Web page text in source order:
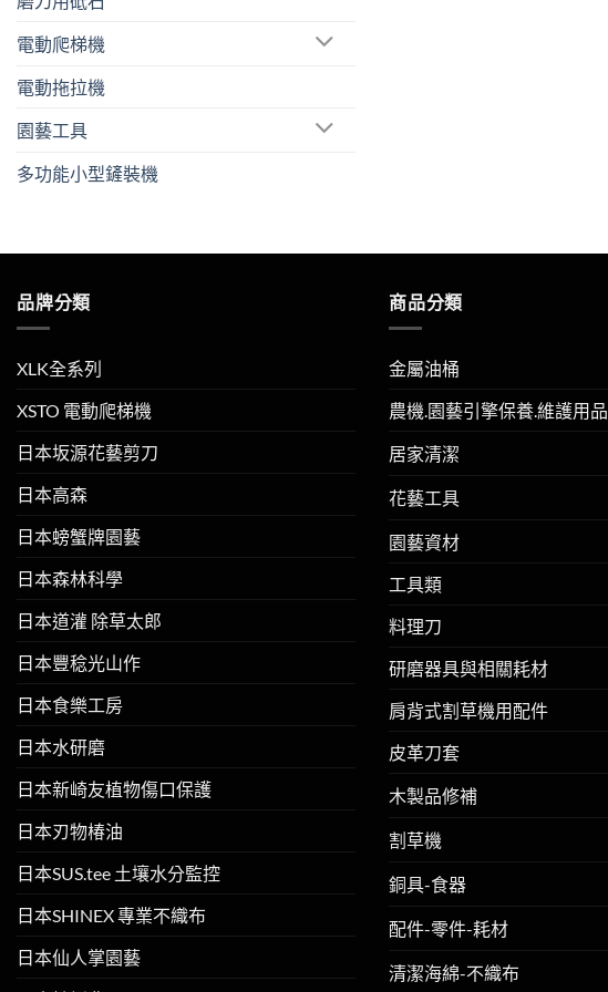
電動爬梯機
電動拖拉機
園藝工具
多功能小型鏟裝機
品牌分類
XLK全系列
XSTO 電動爬梯機
日本坂源花藝剪刀
日本高森
日本螃蟹牌園藝
日本森林科學
日本道灌 除草太郎
日本豐稔光山作
日本食樂工房
日本水研磨
日本新崎友植物傷口保護
日本刃物椿油
日本SUS.tee 土壤水分監控
日本SHINEX 專業不織布
日本仙人掌園藝
商品分類
金屬油桶
農機.園藝引擎保養.維護用品
居家清潔
花藝工具
園藝資材
工具類
料理刀
研磨器具與相關耗材
肩背式割草機用配件
皮革刀套
木製品修補
割草機
銅具-食器
配件-零件-耗材
清潔海綿-不織布